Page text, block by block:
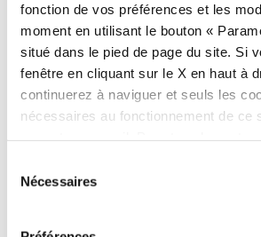
fonction de vos préférences et les
moment en utilisant le bouton «
situé dans le pied de page du site. Si
fenêtre en cliquant sur le X en haut à
continuerez à naviguer et seuls les
nécessaires au fonctionnement de ce
Nécessaires
Il mercato di Piazza delle
jacqueline.poggi
Lemarché de laPiazza delle
Piseest ouvert tous les jours,
midi, et s'étend de la place aux
avec ses étals de fruits, de
spécialités alimentaires. C'est
les plus caractéristiques et